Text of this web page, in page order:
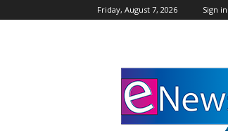
Friday, August 7, 2026 Sign